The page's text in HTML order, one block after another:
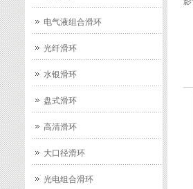
电气液组合滑环
光纤滑环
水银滑环
盘式滑环
高清滑环
大口径滑环
光电组合滑环